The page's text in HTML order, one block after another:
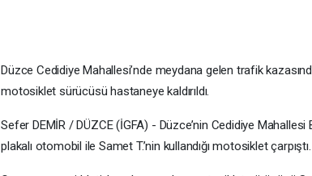
Düzce Cedidiye Mahallesi’nde meydana gelen trafik
motosiklet sürücüsü hastaneye kaldırıldı.
Sefer DEMİR / DÜZCE (İGFA) - Düzce’nin Cedidiye
plakalı otomobil ile Samet T.’nin kullandığı motosiklet çarpıştı.